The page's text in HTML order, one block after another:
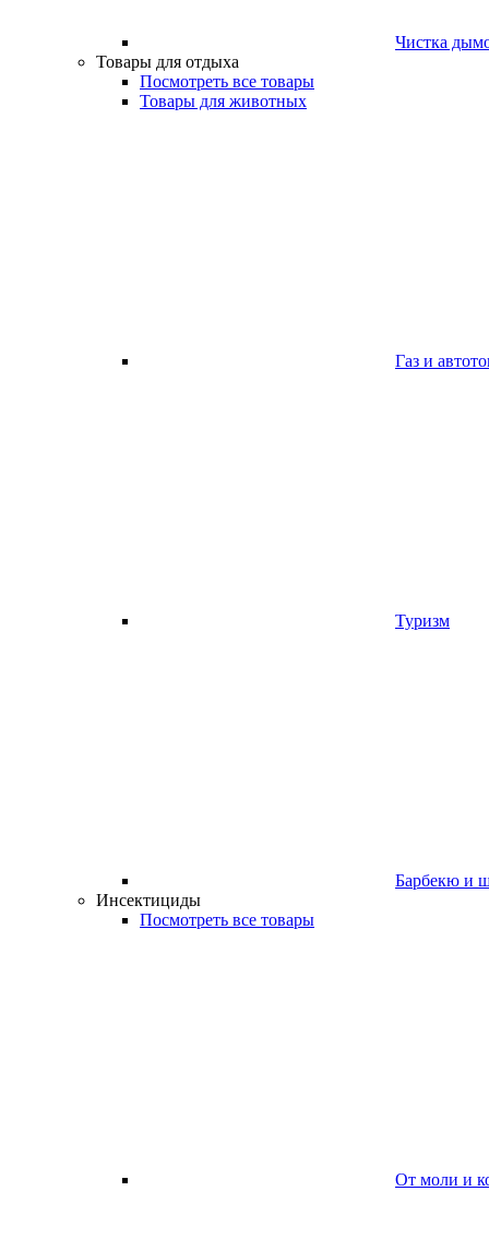
Чистка
Товары для отдыха
Посмотреть все товары
Товары для животных
Газ и
Туризм
Барбекю и
Инсектициды
Посмотреть все товары
От моли и